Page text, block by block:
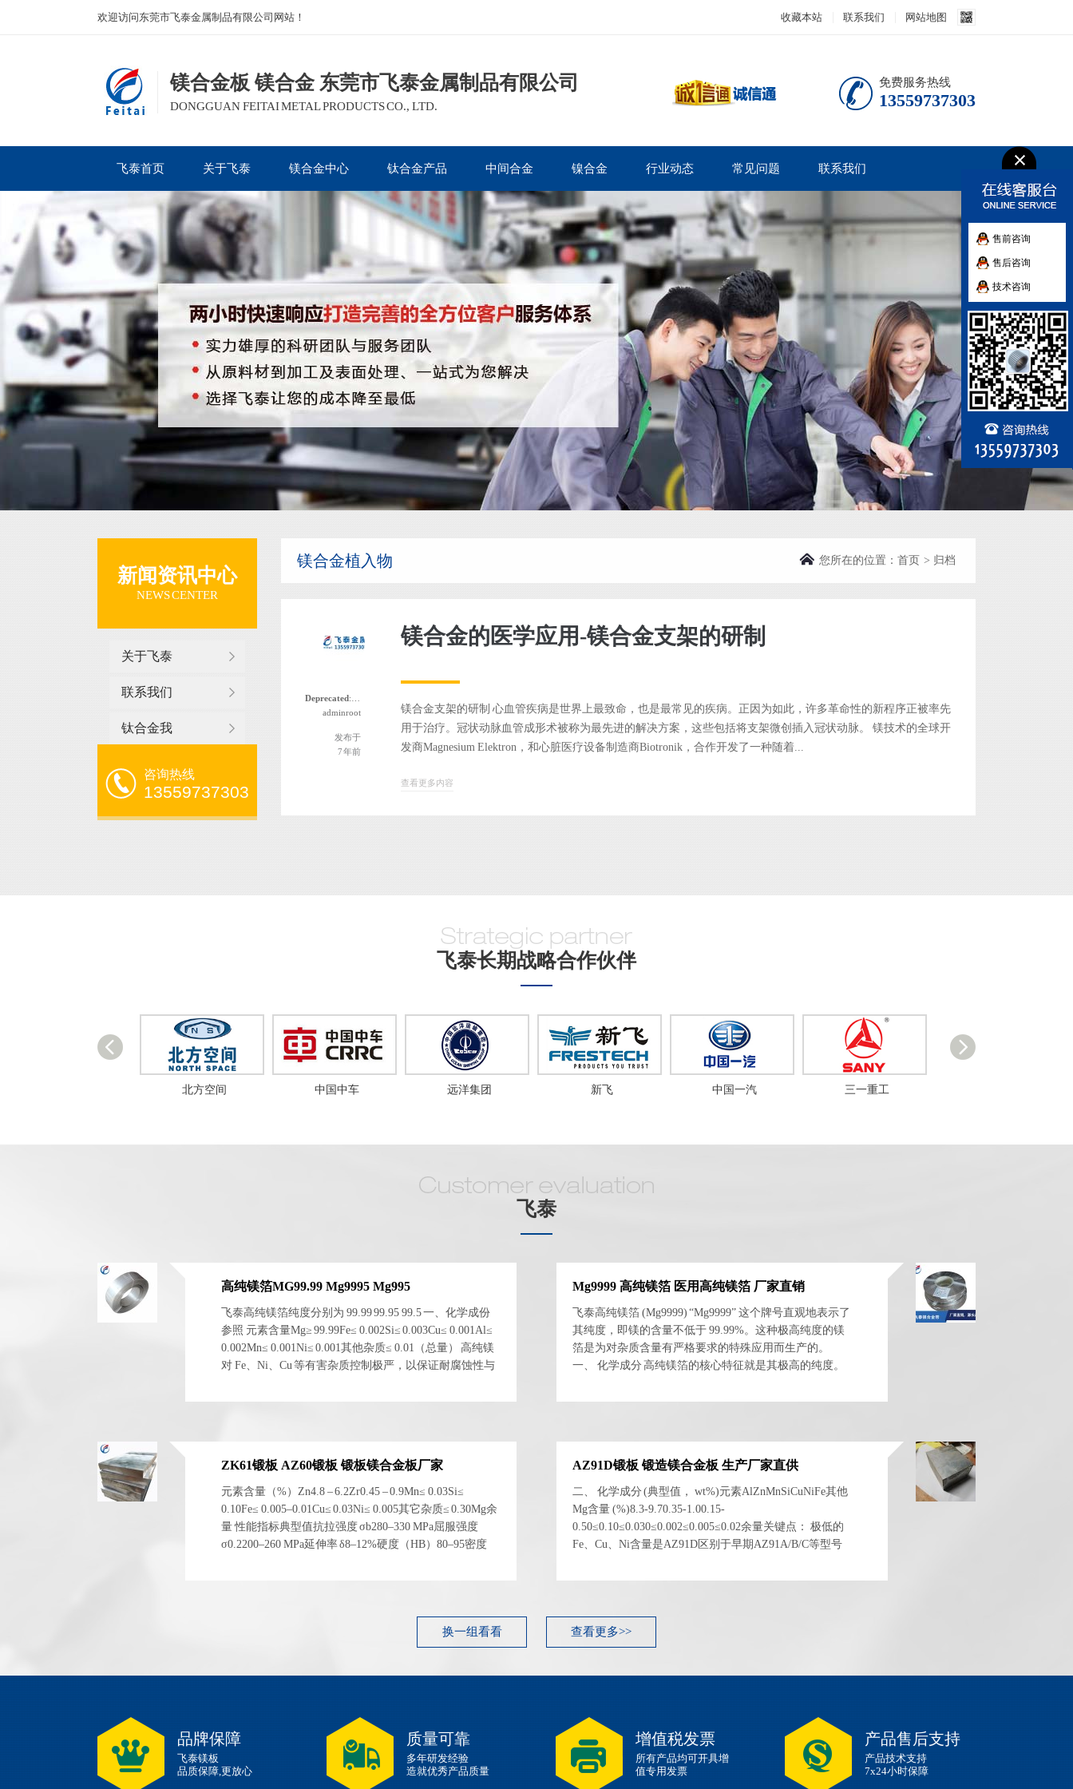
欢迎访问东莞市飞泰金属制品有限公司网站！ 收藏本站 联系我们 网站地图
镁合金板 镁合金 东莞市飞泰金属制品有限公司
DONGGUAN FEITAI METAL PRODUCTS CO., LTD.
免费服务热线
13559737303
飞泰首页 关于飞泰 镁合金中心 钛合金产品 中间合金 镍合金 行业动态 常见问题 联系我们
新闻资讯中心
NEWS CENTER
关于飞泰
联系我们
钛合金我
咨询热线
13559737303
镁合金植入物 首页 > 归档
您所在的位置：
Deprecated : 函数 the_author_nickname 自版本 2.8.0 起已
adminroot
发布于
7 年前
镁合金的医学应用-镁合金支架的研制
镁合金支架的研制 心血管疾病是世界上最致命，也是最常见的疾病。正因为如此，许多革命性的新程序正被率先
用于治疗。冠状动脉血管成形术被称为最先进的解决方案，这些包括将支架微创插入冠状动脉。 镁技术的全球开
发商Magnesium Elektron，和心脏医疗设备制造商Biotronik，合作开发了一种随着...
查看更多内容
飞泰长期战略合作伙伴
北方空间 中国中车 远洋集团 新飞 中国一汽 三一重工
飞泰
高纯镁箔MG99.99 Mg9995 Mg995
飞泰高纯镁箔纯度分别为 99.99 99.95 99.5 一、化学成份
参照 元素含量Mg≥ 99.99Fe≤ 0.002Si≤ 0.003Cu≤ 0.001Al≤
0.002Mn≤ 0.001Ni≤ 0.001其他杂质≤ 0.01（总量） 高纯镁
对 Fe、Ni、Cu 等有害杂质控制极严，以保证耐腐蚀性与
Mg9999 高纯镁箔 医用高纯镁箔 厂家直销
飞泰高纯镁箔 (Mg9999) “Mg9999” 这个牌号直观地表示了
其纯度，即镁的含量不低于 99.99%。这种极高纯度的镁
箔是为对杂质含量有严格要求的特殊应用而生产的。
一、 化学成分 高纯镁箔的核心特征就是其极高的纯度。
ZK61锻板 AZ60锻板 锻板镁合金板厂家
元素含量（%）Zn4.8 – 6.2Zr0.45 – 0.9Mn≤ 0.03Si≤
0.10Fe≤ 0.005–0.01Cu≤ 0.03Ni≤ 0.005其它杂质≤ 0.30Mg余
量 性能指标典型值抗拉强度 σb280–330 MPa屈服强度
σ0.2200–260 MPa延伸率 δ8–12%硬度（HB）80–95密度
AZ91D锻板 锻造镁合金板 生产厂家直供
二、 化学成分 (典型值， wt%)元素AlZnMnSiCuNiFe其他
Mg含量 (%)8.3-9.70.35-1.00.15-
0.50≤0.10≤0.030≤0.002≤0.005≤0.02余量关键点： 极低的
Fe、Cu、Ni含量是AZ91D区别于早期AZ91A/B/C等型号
学性能 (锻造态，典型...
换一组看看 查看更多>>
品牌保障
飞泰镁板
品质保障,更放心
质量可靠
多年研发经验
造就优秀产品质量
增值税发票
所有产品均可开具增
值专用发票
产品售后支持
产品技术支持
7x24小时保障
售前咨询
售后咨询
技术咨询